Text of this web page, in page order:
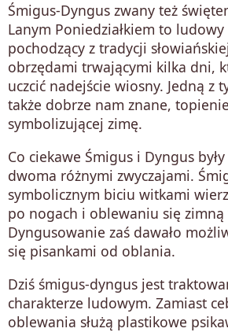
Śmigus-Dyngus zwany też
Lanym Poniedziałkiem to ludowy
pochodzący z tradycji
obrzędami trwającymi kilka dni,
uczcić nadejście wiosny. Jedną z
także dobrze nam znane,
symbolizującej zimę.
Co ciekawe Śmigus i Dyngus
dwoma różnymi zwyczajami.
symbolicznym biciu witkami
po nogach i oblewaniu się zimną
Dyngusowanie zaś dawało
się pisankami od oblania.
Dziś śmigus-dyngus jest
charakterze ludowym. Zamiast
oblewania służą plastikowe